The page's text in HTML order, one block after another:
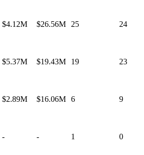
$4.12M $26.56M 25 24
$5.37M $19.43M 19 23
$2.89M $16.06M 6 9
- - 1 0